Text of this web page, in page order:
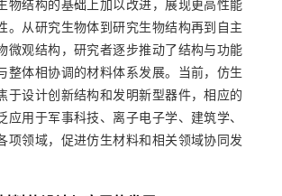
物结构的基础上加以改进，展现更高性能
。从研究生物体到研究生物结构再到自主
微观结构，研究者逐步推动了结构与功能
整体相协调的材料体系发展。当前，仿生
于设计创新结构和发明新型器件，相应的
应用于军事科技、离子电子学、建筑学、
项领域，促进仿生材料和相关领域协同发